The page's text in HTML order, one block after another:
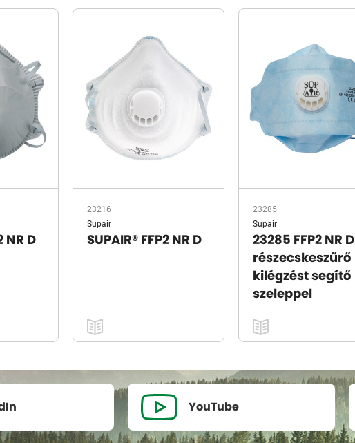
NR D
23216
Supair
SUPAIR® FFP2 NR D
23285
Supair
23285 FFP2 NR D
részecskeszűrő
kilégzést segítő
szeleppel
YouTube